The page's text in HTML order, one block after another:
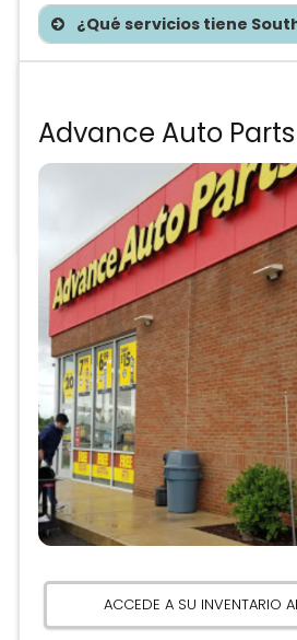
¿Qué servicios tiene
Precios de
Advance Auto Parts
ACCEDE A SU INVENTARIO